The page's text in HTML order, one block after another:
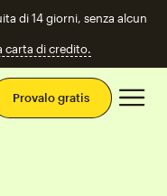
di 14 giorni, senza alcun
carta di credito.
Provalo gratis